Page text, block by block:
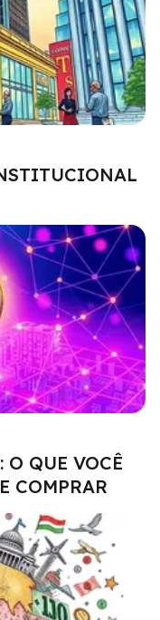
QUE VOCÊ
COMPRAR